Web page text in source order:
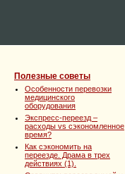
Полезные советы
Особенности перевозки
медицинского
оборудования
Экспресс-переезд –
расходы vs сэкономленное
время?
Как сэкономить на
переезде. Драма в трех
действиях (1).